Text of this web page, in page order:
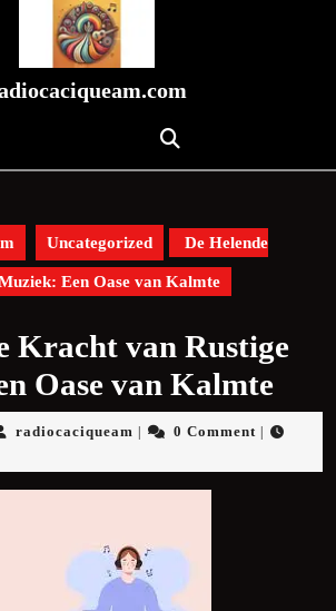
Uncategorized De Helende
Een Oase van Kalmte
Kracht van Rustige
Oase van Kalmte
radiocaciqueam radiocaciqueam
0 Comment